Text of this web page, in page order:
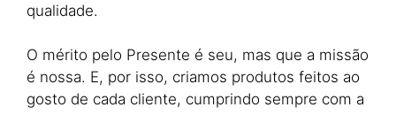
qualidade.
O mérito pelo Presente é seu, mas que a missão
é nossa. E, por isso, criamos produtos feitos ao
gosto de cada cliente, cumprindo sempre com a